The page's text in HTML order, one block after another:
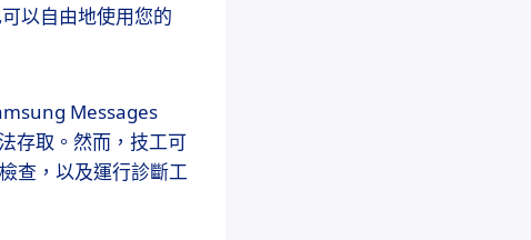
以自由地使用您的
Messages
存取。然而，技工可
查，以及運行診斷工